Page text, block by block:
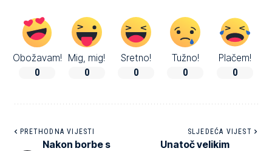
Obožavam!
0
Mig, mig!
0
Sretno!
0
Tužno!
0
Plačem!
0
PRETHODNA VIJESTI
Nakon borbe s
SLJEDEĆA VIJEST
Unatoč velikim